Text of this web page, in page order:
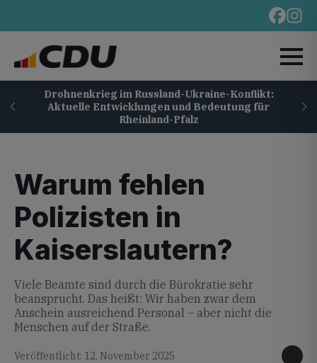
Drohnenkrieg im Russland-Ukraine-Konflikt:
Aktuelle Entwicklungen und Bedeutung für
Rheinland-Pfalz
Warum fehlen
Polizisten in
Kaiserslautern?
Viele Beamte sind durch die Bürokratie sehr
beansprucht. Das heißt: Wir haben zwar dem
Anschein ausreichend Personal – aber nicht die
Menschen auf der Straße.
Veröffentlicht: 12. November 2025